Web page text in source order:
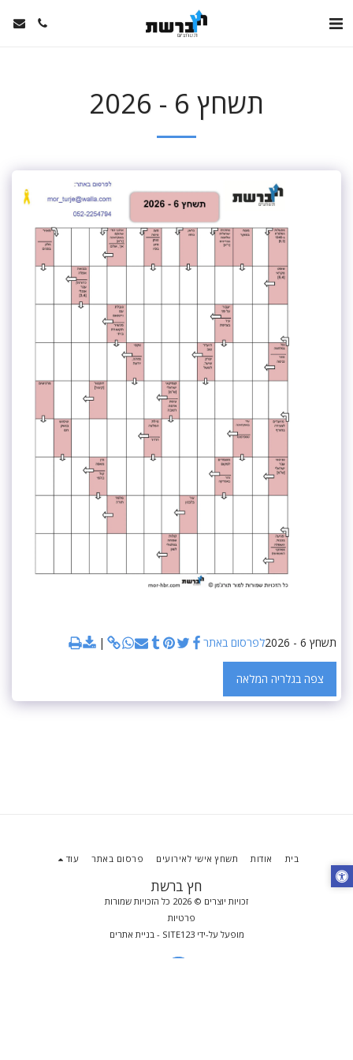
תשחץ 6 - 2026
תשחץ 6 - 2026 לפרסום באתר
צפה בגלריה המלאה
חץ ברשת
זכויות יוצרים © 2026 כל הזכויות שמורות
פרטיות
מופעל על-ידיSITE123
- בניית אתרים
בית אודות תשחץ אישי לאירועים פרסום באתר עוד